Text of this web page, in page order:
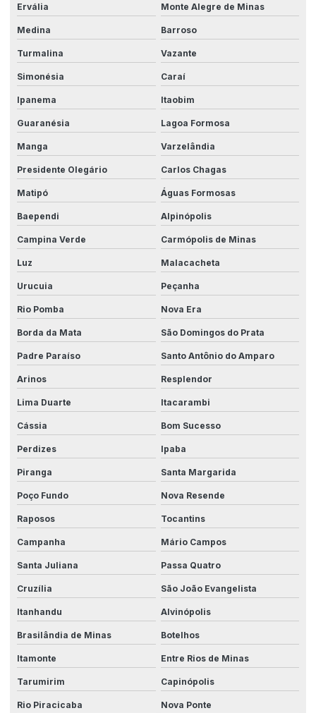
Ervália Monte Alegre de Minas
Medina Barroso
Turmalina Vazante
Simonésia Caraí
Ipanema Itaobim
Guaranésia Lagoa Formosa
Manga Varzelândia
Presidente Olegário Carlos Chagas
Matipó Águas Formosas
Baependi Alpinópolis
Campina Verde Carmópolis de Minas
Luz Malacacheta
Urucuia Peçanha
Rio Pomba Nova Era
Borda da Mata São Domingos do Prata
Padre Paraíso Santo Antônio do Amparo
Arinos Resplendor
Lima Duarte Itacarambi
Cássia Bom Sucesso
Perdizes Ipaba
Piranga Santa Margarida
Poço Fundo Nova Resende
Raposos Tocantins
Campanha Mário Campos
Santa Juliana Passa Quatro
Cruzília São João Evangelista
Itanhandu Alvinópolis
Brasilândia de Minas Botelhos
Itamonte Entre Rios de Minas
Tarumirim Capinópolis
Rio Piracicaba Nova Ponte